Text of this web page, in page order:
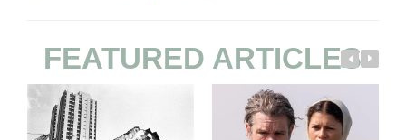
FEATURED ARTICLES